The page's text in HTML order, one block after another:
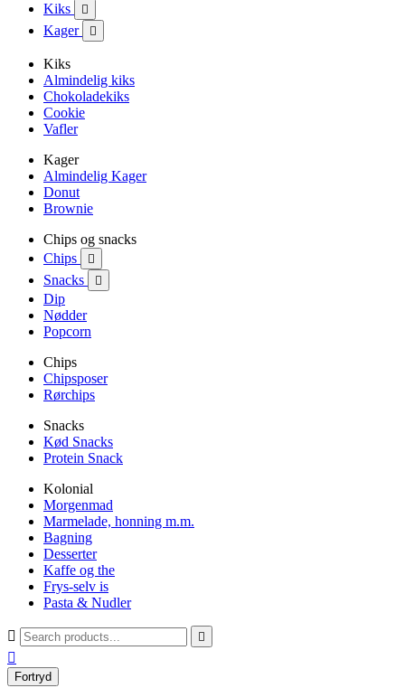
Kiks

Kager 
Kiks
Almindelig kiks
Chokoladekiks
Cookie
Vafler
Kager
Almindelig Kager
Donut
Brownie
Chips og snacks
Chips

Snacks 
Dip
Nødder
Popcorn
Chips
Chipsposer
Rørchips
Snacks
Kød Snacks
Protein Snack
Kolonial
Morgenmad
Marmelade, honning m.m.
Bagning
Desserter
Kaffe og the
Frys-selv is
Pasta & Nudler
 

Fortryd